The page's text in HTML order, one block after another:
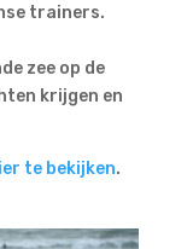
trainers.
zee op de
krijgen en
te bekijken.